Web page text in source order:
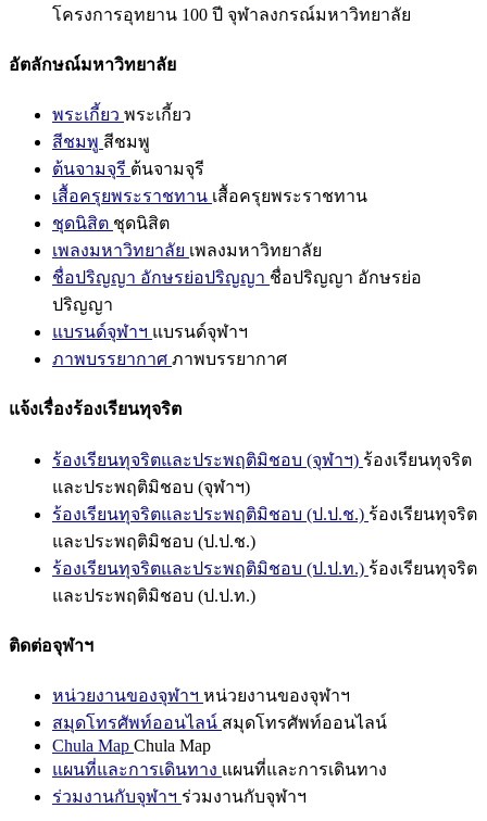
โครงการอุทยาน 100 ปี จุฬาลงกรณ์มหาวิทยาลัย
อัตลักษณ์มหาวิทยาลัย
พระเกี้ยว พระเกี้ยว
สีชมพู สีชมพู
ต้นจามจุรี ต้นจามจุรี
เสื้อครุยพระราชทาน เสื้อครุยพระราชทาน
ชุดนิสิต ชุดนิสิต
เพลงมหาวิทยาลัย เพลงมหาวิทยาลัย
ชื่อปริญญา อักษรย่อปริญญา ชื่อปริญญา อักษรย่อ
ปริญญา
แบรนด์จุฬาฯ แบรนด์จุฬาฯ
ภาพบรรยากาศ ภาพบรรยากาศ
แจ้งเรื่องร้องเรียนทุจริต
ร้องเรียนทุจริตและประพฤติมิชอบ (จุฬาฯ) ร้องเรียนทุจริต
และประพฤติมิชอบ (จุฬาฯ)
ร้องเรียนทุจริตและประพฤติมิชอบ (ป.ป.ช.) ร้องเรียนทุจริต
และประพฤติมิชอบ (ป.ป.ช.)
ร้องเรียนทุจริตและประพฤติมิชอบ (ป.ป.ท.) ร้องเรียนทุจริต
และประพฤติมิชอบ (ป.ป.ท.)
ติดต่อจุฬาฯ
หน่วยงานของจุฬาฯ หน่วยงานของจุฬาฯ
สมุดโทรศัพท์ออนไลน์ สมุดโทรศัพท์ออนไลน์
Chula Map Chula Map
แผนที่และการเดินทาง แผนที่และการเดินทาง
ร่วมงานกับจุฬาฯ ร่วมงานกับจุฬาฯ